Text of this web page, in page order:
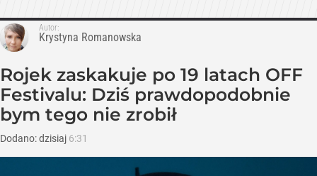
Autor:
Krystyna Romanowska
Rojek zaskakuje po 19 latach OFF
Festivalu: Dziś prawdopodobnie
bym tego nie zrobił
Dodano:dzisiaj 6:31